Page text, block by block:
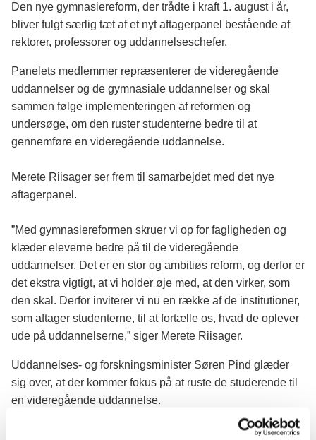
Den nye gymnasiereform, der trådte i kraft 1. august i år,
bliver fulgt særlig tæt af et nyt aftagerpanel bestående af
rektorer, professorer og uddannelseschefer.
Panelets medlemmer repræsenterer de videregående
uddannelser og de gymnasiale uddannelser og skal
sammen følge implementeringen af reformen og
undersøge, om den ruster studenterne bedre til at
gennemføre en videregående uddannelse.
Merete Riisager ser frem til samarbejdet med det nye
aftagerpanel.
”Med gymnasiereformen skruer vi op for fagligheden og
klæder eleverne bedre på til de videregående
uddannelser. Det er en stor og ambitiøs reform, og derfor er
det ekstra vigtigt, at vi holder øje med, at den virker, som
den skal. Derfor inviterer vi nu en række af de institutioner,
som aftager studenterne, til at fortælle os, hvad de oplever
ude på uddannelserne,” siger Merete Riisager.
Uddannelses- og forskningsminister Søren Pind glæder
sig over, at der kommer fokus på at ruste de studerende til
en videregående uddannelse.
”Der er vigtigt at styrke de studerendes skriftlige evner og